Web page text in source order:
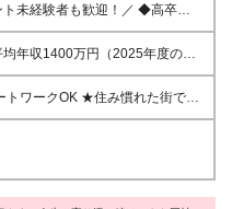
未経験者も歓迎！／ ◆高卒以
◎業界経験や知識の
さまにとっての最善策を真剣に
これが私たちの採用ポイントで
年収1400万円（2025年度の税
給月給：20万円から35万円＋
度年収により決定。 ※初期補給は
ワークOK ★住み慣れた街で長
勤務地
域のお客さまとの長期的な信頼
ーン歓迎 ■全国
府県にて募集
形県（山形市） 宮城県（仙台